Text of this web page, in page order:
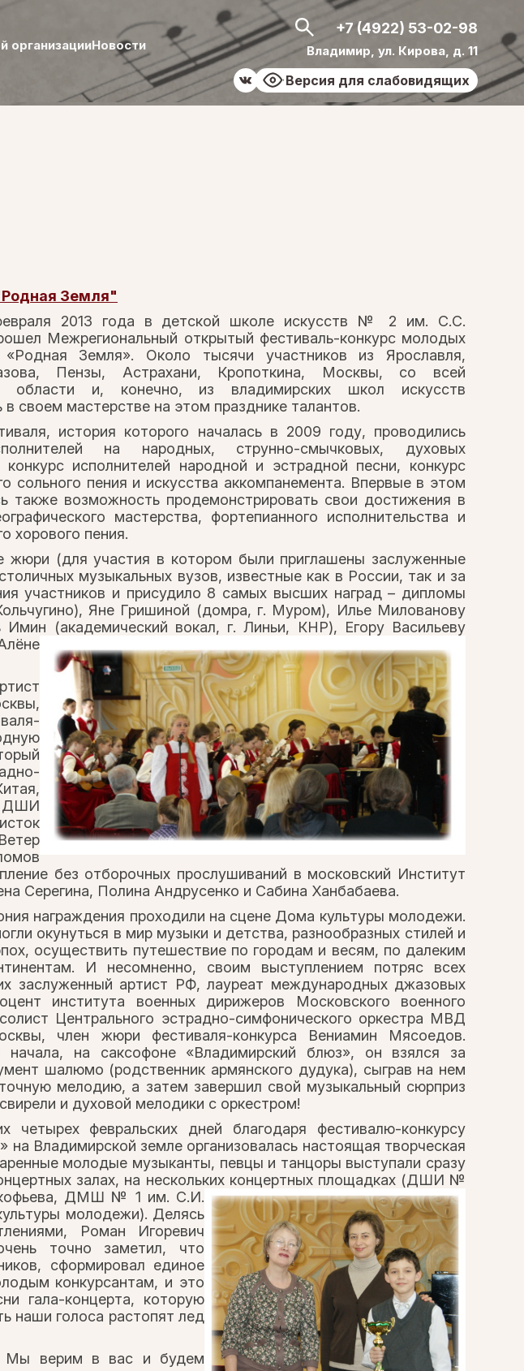
организацииНовости
Версия для слабовидящих
+7 (4922) 53-02-98
Владимир, ул. Кирова, д. 11
Земля"
2013 года в детской школе искусств № 2 им. С.С.
Межрегиональный открытый фестиваль-конкурс молодых
«Родная Земля». Около тысячи участников из Ярославля,
Пензы, Астрахани, Кропоткина, Москвы, со всей
области и, конечно, из владимирских школ искусств
в своем мастерстве на этом празднике талантов.
история которого началась в 2009 году, проводились
на народных, струнно-смычковых, духовых
конкурс исполнителей народной и эстрадной песни, конкурс
сольного пения и искусства аккомпанемента. Впервые в этом
также возможность продемонстрировать свои достижения в
мастерства, фортепианного исполнительства и
хорового пения.
жюри (для участия в котором были приглашены заслуженные
музыкальных вузов, известные как в России, так и за
участников и присудило 8 самых высших наград – дипломы
Яне Гришиной (домра, г. Муром), Илье Милованову
(академический вокал, г. Линьи, КНР), Егору Васильеву
ДШИ
без отборочных прослушиваний в московский Институт
Серегина, Полина Андрусенко и Сабина Ханбабаева.
награждения проходили на сцене Дома культуры молодежи.
окунуться в мир музыки и детства, разнообразных стилей и
осуществить путешествие по городам и весям, по далеким
И несомненно, своим выступлением потряс всех
заслуженный артист РФ, лауреат международных джазовых
института военных дирижеров Московского военного
Центрального эстрадно-симфонического оркестра МВД
член жюри фестиваля-конкурса Вениамин Мясоедов.
начала, на саксофоне «Владимирский блюз», он взялся за
шалюмо (родственник армянского дудука), сыграв на нем
мелодию, а затем завершил свой музыкальный сюрприз
и духовой мелодики с оркестром!
четырех февральских дней благодаря фестивалю-конкурсу
на Владимирской земле организовалась настоящая творческая
молодые музыканты, певцы и танцоры выступали сразу
залах, на нескольких концертных площадках (ДШИ №
ДМШ № 1 им. С.И.
молодежи). Делясь
Роман Игоревич
точно заметил, что
сформировал единое
конкурсантам, и это
гала-концерта, которую
наши голоса растопят лед
Мы верим в вас и будем